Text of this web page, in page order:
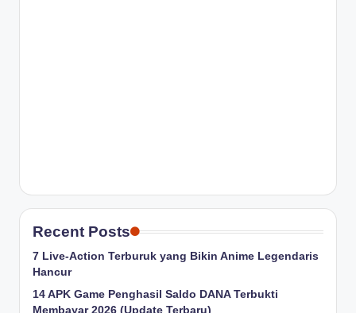
Recent Posts
7 Live-Action Terburuk yang Bikin Anime Legendaris
Hancur
14 APK Game Penghasil Saldo DANA Terbukti
Membayar 2026 (Update Terbaru)